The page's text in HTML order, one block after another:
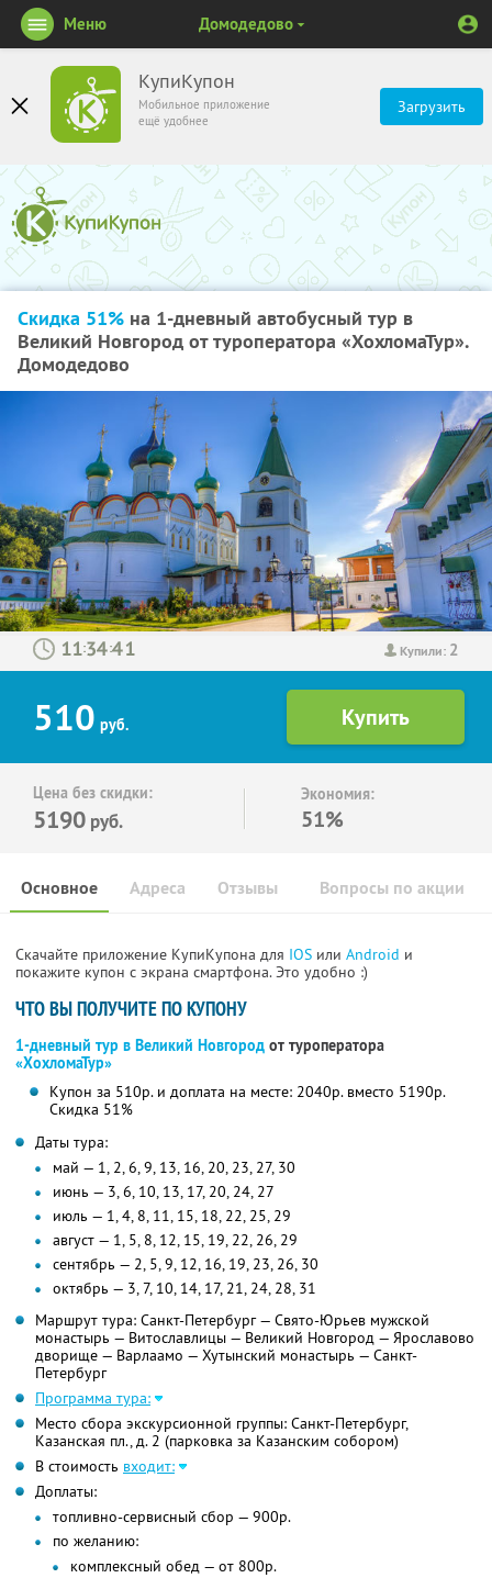
КупиКупон
Мобильное приложение
ещё удобнее
Загрузить
Меню Домодедово
Скидка 51% на 1-дневный автобусный тур в
Великий Новгород от туроператора «ХохломаТур».
Домодедово
Купили: 2
: :
510 руб.
Цена без скидки:
5190 руб.
Экономия:
51%
Основное Отзывы Вопросы по акции
Адреса
Скачайте приложение КупиКупона для IOS или Android и
покажите купон с экрана смартфона. Это удобно :)
ЧТО ВЫ ПОЛУЧИТЕ ПО КУПОНУ
1-дневный тур в Великий Новгород от туроператора
«ХохломаТур»
Купон за 510р. и доплата на месте: 2040р. вместо 5190р.
Скидка 51%
Даты тура:
май — 1, 2, 6, 9, 13, 16, 20, 23, 27, 30
июнь — 3, 6, 10, 13, 17, 20, 24, 27
июль — 1, 4, 8, 11, 15, 18, 22, 25, 29
август — 1, 5, 8, 12, 15, 19, 22, 26, 29
сентябрь — 2, 5, 9, 12, 16, 19, 23, 26, 30
октябрь — 3, 7, 10, 14, 17, 21, 24, 28, 31
Маршрут тура: Санкт-Петербург — Свято-Юрьев мужской
монастырь — Витославлицы — Великий Новгород — Ярославово
дворище — Варлаамо — Хутынский монастырь — Санкт-
Петербург
Программа тура:
Место сбора экскурсионной группы: Санкт-Петербург,
Казанская пл., д. 2 (парковка за Казанским собором)
В стоимость входит:
Доплаты:
топливно-сервисный сбор — 900р.
по желанию:
комплексный обед — от 800р.